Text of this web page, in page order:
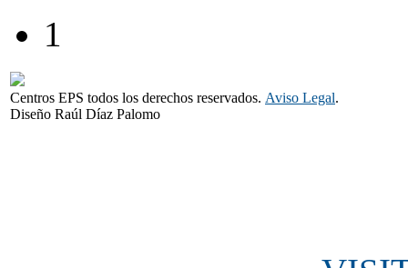
1
Centros EPS todos los derechos reservados. Aviso Legal.
Diseño Raúl Díaz Palomo